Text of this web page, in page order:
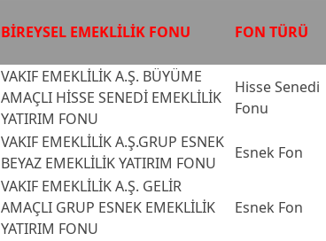
BİREYSEL EMEKLİLİK FONU FON TÜRÜ
VAKIF EMEKLİLİK A.Ş. BÜYÜME
AMAÇLI HİSSE SENEDİ EMEKLİLİK
YATIRIM FONU
Hisse Senedi
Fonu
VAKIF EMEKLİLİK A.Ş.GRUP ESNEK
BEYAZ EMEKLİLİK YATIRIM FONU
Esnek Fon
VAKIF EMEKLİLİK A.Ş. GELİR
AMAÇLI GRUP ESNEK EMEKLİLİK
YATIRIM FONU
Esnek Fon